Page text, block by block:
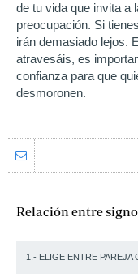
de tu vida que invita a
preocupación. Si
irán demasiado lejos.
atravesáis, es
confianza para que
desmoronen.
Relación entre
1.- ELIGE ENTRE PAREJA